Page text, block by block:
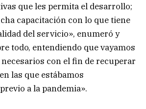
que les permita el desarrollo;
capacitación con lo que tiene
del servicio», enumeró y
todo, entendiendo que vayamos
con el fin de recuperar
las que estábamos
a la pandemia».